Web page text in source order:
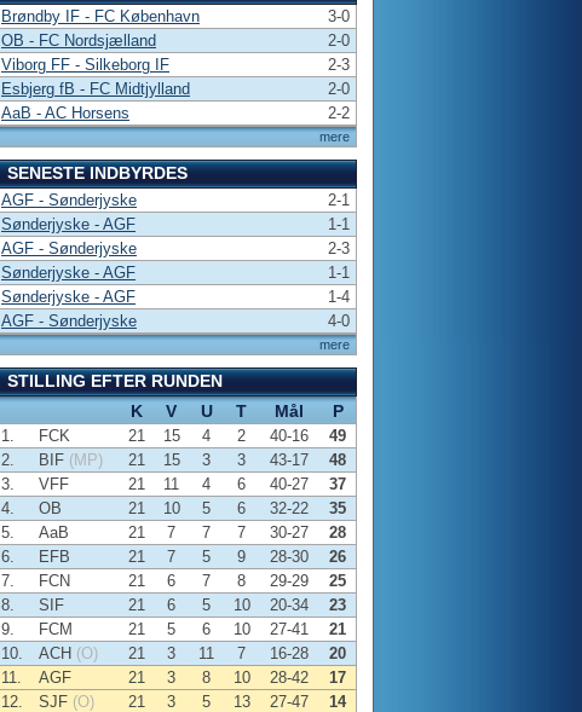
mere
Brøndby IF - FC København
3-0
OB - FC Nordsjælland
2-0
Viborg FF - Silkeborg IF
2-3
Esbjerg fB - FC Midtjylland
2-0
AaB - AC Horsens
2-2
SENESTE INDBYRDES
mere
AGF - Sønderjyske
2-1
Sønderjyske - AGF
1-1
AGF - Sønderjyske
2-3
Sønderjyske - AGF
1-1
Sønderjyske - AGF
1-4
AGF - Sønderjyske
4-0
STILLING EFTER RUNDEN
K
V U T Mål P
1. FCK 21 15 4 2 40-16
49
2.
BIF (MP) 21 15 3 3 43-17
48
3.
VFF 21 11 4 6 40-27
37
4.
OB 21 10 5 6 32-22
35
5.
AaB 21 7 7 7 30-27
28
6.
EFB 21 7 5 9 28-30
26
7.
FCN 21 6 7 8 29-29
25
8.
SIF 21 6 5 10 20-34
23
9.
FCM 21 5 6 10 27-41
21
10.
ACH (O) 21 3 11 7 16-28
20
11.
AGF 21 3 8 10 28-42
17
12.
SJF (O) 21 3 5 13 27-47 14